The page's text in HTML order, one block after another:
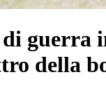
di guerra
della